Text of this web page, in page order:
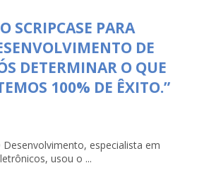
SCRIPCASE PARA
DE
DETERMINAR O QUE
100% DE ÊXITO.”
especialista em
usou o ...